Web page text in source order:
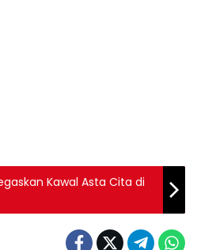
Kawal Asta Cita di